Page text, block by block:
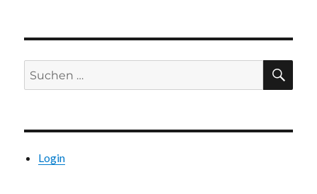
Suchen
nach:
Login